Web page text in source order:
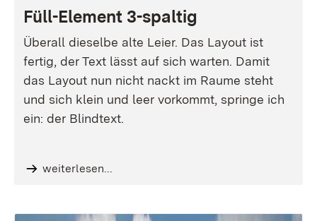
Füll-Element 3-spaltig
Überall dieselbe alte Leier. Das Layout ist
fertig, der Text lässt auf sich warten. Damit
das Layout nun nicht nackt im Raume steht
und sich klein und leer vorkommt, springe ich
ein: der Blindtext.
weiterlesen...